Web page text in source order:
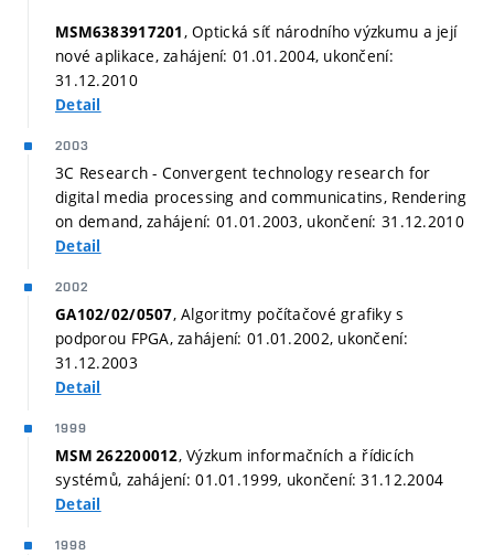
MSM6383917201, Optická síť národního výzkumu a její
nové aplikace, zahájení: 01.01.2004, ukončení:
31.12.2010
Detail
2003
3C Research - Convergent technology research for
digital media processing and communicatins, Rendering
on demand, zahájení: 01.01.2003, ukončení: 31.12.2010
Detail
2002
GA102/02/0507, Algoritmy počítačové grafiky s
podporou FPGA, zahájení: 01.01.2002, ukončení:
31.12.2003
Detail
1999
MSM 262200012, Výzkum informačních a řídicích
systémů, zahájení: 01.01.1999, ukončení: 31.12.2004
Detail
1998